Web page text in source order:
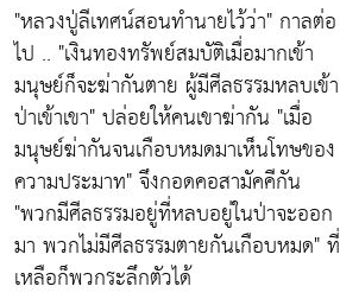
"หลวงปู่ลีเทศน์สอนทำนายไว้ว่า" กาลต่อ
ไป .. "เงินทองทรัพย์สมบัติเมื่อมากเข้า
มนุษย์ก็จะฆ่ากันตาย ผู้มีศีลธรรมหลบเข้า
ป่าเข้าเขา" ปล่อยให้คนเขาฆ่ากัน "เมื่อ
มนุษย์ฆ่ากันจนเกือบหมดมาเห็นโทษของ
ความประมาท" จึงกอดคอสามัคคีกัน
"พวกมีศีลธรรมอยู่ที่หลบอยู่ในป่าจะออก
มา พวกไม่มีศีลธรรมตายกันเกือบหมด" ที่
เหลือก็พวกระลึกตัวได้